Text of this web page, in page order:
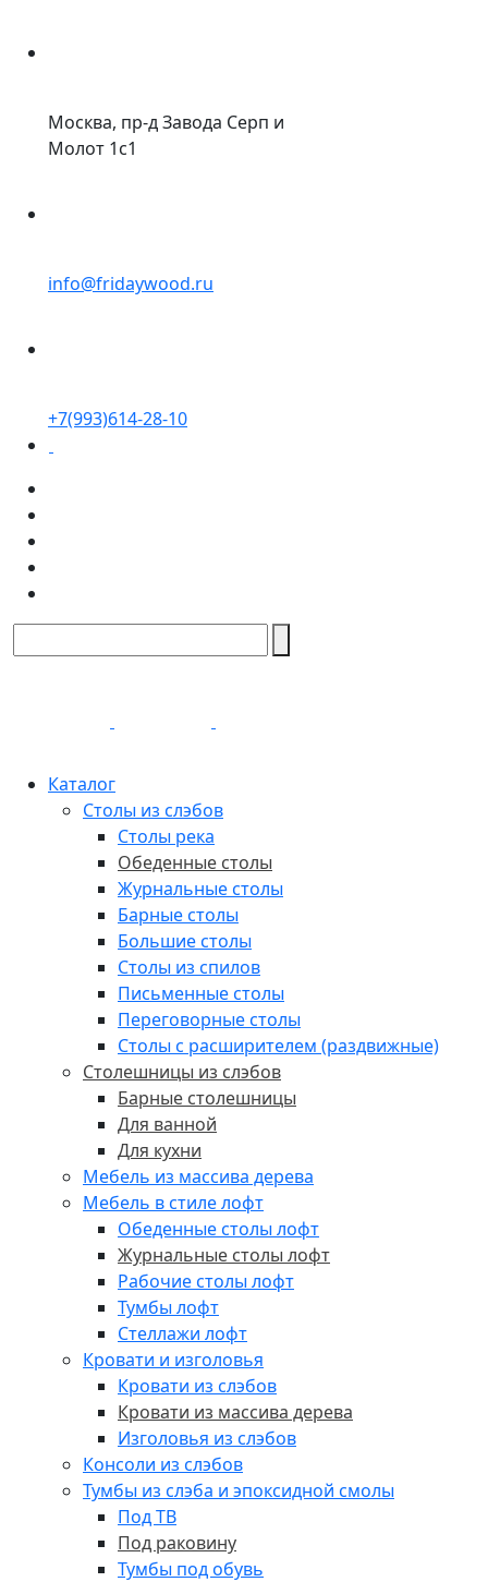
Москва, пр-д Завода Серп и
Молот 1с1
info@fridaywood.ru
+7(993)614-28-10
Каталог
Столы из слэбов
Столы река
Обеденные столы
Журнальные столы
Барные столы
Большие столы
Столы из спилов
Письменные столы
Переговорные столы
Столы с расширителем (раздвижные)
Столешницы из слэбов
Барные столешницы
Для ванной
Для кухни
Мебель из массива дерева
Мебель в стиле лофт
Обеденные столы лофт
Журнальные столы лофт
Рабочие столы лофт
Тумбы лофт
Стеллажи лофт
Кровати и изголовья
Кровати из слэбов
Кровати из массива дерева
Изголовья из слэбов
Консоли из слэбов
Тумбы из слэба и эпоксидной смолы
Под ТВ
Под раковину
Тумбы под обувь